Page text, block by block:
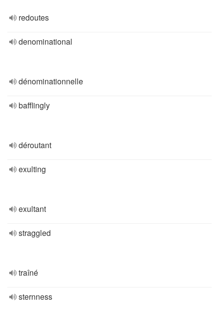
redoutes
denominational
dénominationnelle
bafflingly
déroutant
exulting
exultant
straggled
traîné
sternness